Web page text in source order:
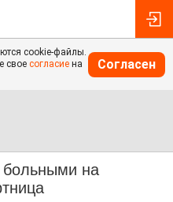
cookie-файлы.
свое согласие на
Согласен
больными на